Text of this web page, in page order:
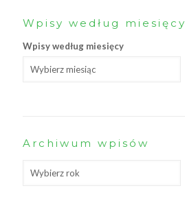
Wpisy według miesięcy
Wpisy według miesięcy
Archiwum wpisów